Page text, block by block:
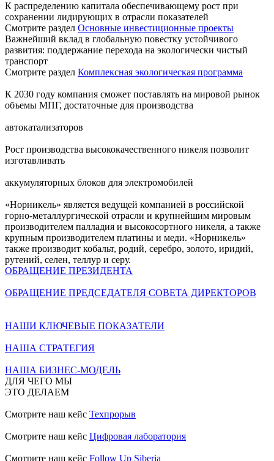
К распределению капитала обеспечивающему рост при
сохранении лидирующих в отрасли показателей
Смотрите раздел Основные инвестиционные проекты
Важнейший вклад в глобальную повестку устойчивого
развития: поддержание перехода на экологически чистый
транспорт
Смотрите раздел Комплексная экологическая программа
К 2030 году компания сможет поставлять на мировой рынок
объемы МПГ, достаточные для производства
автокатализаторов
Рост производства высококачественного никеля позволит
изготавливать
аккумуляторных блоков для электромобилей
«Норникель» является ведущей компанией в российской
горно-металлургической отрасли и крупнейшим мировым
производителем палладия и высокосортного никеля, а также
крупным производителем платины и меди. «Норникель»
также производит кобальт, родий, серебро, золото, иридий,
рутений, селен, теллур и серу.
ОБРАЩЕНИЕ ПРЕЗИДЕНТА
ОБРАЩЕНИЕ ПРЕДСЕДАТЕЛЯ СОВЕТА ДИРЕКТОРОВ
НАШИ КЛЮЧЕВЫЕ ПОКАЗАТЕЛИ
НАША СТРАТЕГИЯ
НАША БИЗНЕС-МОДЕЛЬ
ДЛЯ ЧЕГО МЫ
ЭТО ДЕЛАЕМ
Смотрите наш кейс Техпрорыв
Смотрите наш кейс Цифровая лаборатория
Смотрите наш кейс Follow Up Siberia